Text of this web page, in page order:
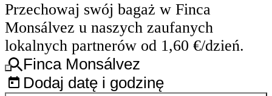
Przechowaj swój bagaż w Finca
Monsálvez u naszych zaufanych
lokalnych partnerów od 1,60 €/dzień.
Finca Monsálvez
Dodaj datę i godzinę